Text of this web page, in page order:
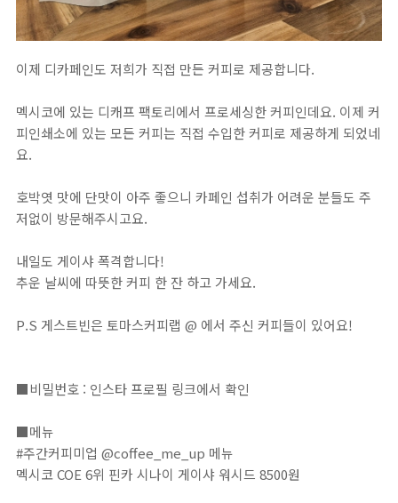
이제 디카페인도 저희가 직접 만든 커피로 제공합니다.
멕시코에 있는 디캐프 팩토리에서 프로세싱한 커피인데요. 이제 커
피인쇄소에 있는 모든 커피는 직접 수입한 커피로 제공하게 되었네
요.
호박엿 맛에 단맛이 아주 좋으니 카페인 섭취가 어려운 분들도 주
저없이 방문해주시고요.
내일도 게이샤 폭격합니다!
추운 날씨에 따뜻한 커피 한 잔 하고 가세요.
P.S 게스트빈은 토마스커피랩 @ 에서 주신 커피들이 있어요!
■비밀번호 : 인스타 프로필 링크에서 확인⁣⁣⁣⁣⁣⁣⁣⁣⁣⁣⁣⁣⁣⁣⁣⁣⁣⁣⁣⁣⁣⁣⁣⁣⁣⁣⁣⁣⁣⁣⁣⁣⁣⁣⁣⁣⁣⁣⁣⁣⁣⁣⁣⁣⁣⁣⁣⁣⁣⁣⁣⁣⁣⁣⁣⁣⁣⁣⁣⁣⁣⁣⁣⁣⁣⁣⁣⁣⁣⁣⁣⁣⁣⁣⁣⁣⁣⁣⁣⁣⁣⁣⁣⁣⁣⁣⁣⁣⁣⁣⁣⁣⁣⁣⁣⁣⁣⁣⁣⁣⁣⁣⁣⁣⁣⁣⁣⁣⁣⁣⁣⁣⁣⁣⁣⁣⁣⁣⁣⁣⁣⁣⁣⁣⁣⁣⁣⁣⁣⁣⁣⁣⁣⁣⁣⁣⁣⁣⁣⁣⁣⁣⁣⁣⁣⁣⁣⁣⁣⁣⁣⁣⁣⁣⁣⁣⁣⁣⁣⁣⁣⁣⁣⁣⁣⁣⁣⁣⁣⁣⁣⁣⁣⁣⁣⁣⁣⁣⁣⁣⁣⁣⁣⁣⁣⁣⁣⁣⁣⁣⁣⁣⁣⁣⁣⁣⁣⁣⁣⁣⁣⁣⁣⁣⁣⁣⁣⁣⁣⁣⁣⁣⁣⁣⁣⁣⁣⁣⁣⁣⁣⁣⁣⁣⁣⁣⁣⁣⁣⁣⁣⁣⁣⁣⁣⁣⁣⁣⁣⁣⁣⁣⁣⁣⁣⁣⁣⁣⁣⁣⁣⁣⁣⁣⁣⁣⁣⁣⁣⁣⁣⁣⁣⁣⁣⁣⁣⁣⁣⁣⁣⁣⁣⁣⁣⁣⁣⁣⁣⁣⁣⁣⁣⁣⁣⁣⁣⁣
■메뉴⁣⁣⁣⁣⁣⁣⁣⁣⁣⁣⁣⁣⁣⁣⁣⁣⁣⁣⁣⁣⁣⁣⁣⁣⁣⁣⁣⁣⁣⁣⁣⁣⁣⁣⁣⁣⁣⁣⁣⁣⁣⁣⁣⁣⁣⁣⁣⁣⁣⁣⁣⁣⁣⁣⁣⁣⁣⁣⁣⁣⁣⁣⁣⁣⁣⁣⁣⁣⁣⁣⁣⁣⁣⁣⁣⁣⁣⁣⁣⁣⁣⁣⁣⁣⁣⁣⁣⁣⁣⁣⁣⁣⁣⁣⁣⁣⁣⁣⁣⁣⁣⁣⁣⁣⁣⁣⁣⁣⁣⁣⁣⁣⁣⁣⁣⁣⁣⁣⁣⁣⁣⁣⁣⁣⁣⁣⁣⁣⁣⁣⁣⁣⁣⁣⁣⁣⁣⁣⁣⁣⁣⁣⁣⁣⁣⁣⁣⁣⁣⁣⁣⁣⁣⁣⁣⁣⁣⁣⁣⁣⁣⁣⁣⁣⁣⁣⁣⁣⁣⁣⁣⁣⁣⁣⁣⁣⁣⁣⁣⁣⁣⁣⁣⁣⁣⁣⁣⁣⁣⁣⁣⁣⁣⁣⁣⁣⁣⁣⁣⁣⁣⁣⁣⁣⁣⁣⁣⁣⁣⁣⁣⁣⁣⁣⁣⁣⁣⁣⁣⁣⁣⁣⁣⁣⁣⁣⁣⁣⁣⁣⁣⁣⁣⁣⁣⁣⁣⁣⁣⁣⁣⁣⁣⁣⁣⁣⁣⁣⁣⁣⁣⁣⁣⁣⁣⁣⁣⁣⁣⁣⁣⁣⁣⁣⁣⁣⁣⁣⁣⁣⁣⁣⁣⁣⁣⁣⁣⁣⁣⁣⁣⁣⁣⁣⁣⁣⁣⁣⁣⁣⁣⁣⁣⁣⁣⁣⁣⁣⁣⁣⁣⁣⁣⁣⁣⁣⁣⁣⁣⁣⁣
#주간커피미업 @coffee_me_up 메뉴⁣⁣⁣⁣⁣⁣⁣⁣⁣⁣⁣⁣⁣⁣⁣⁣⁣⁣
멕시코 COE 6위 핀카 시나이 게이샤 워시드 8500원